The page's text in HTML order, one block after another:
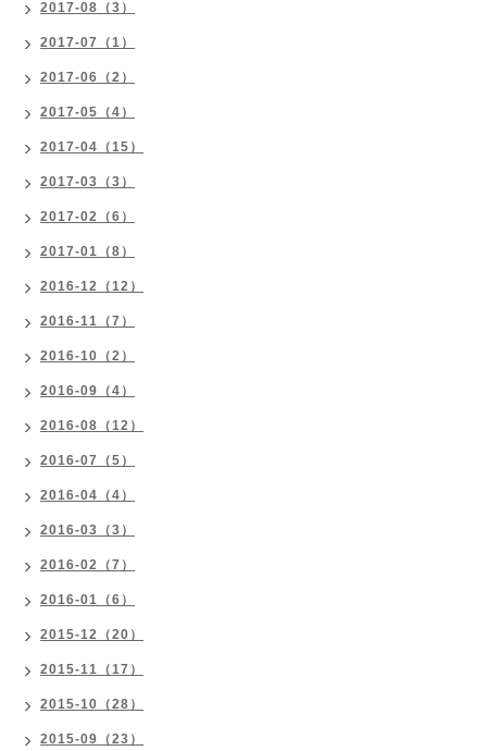
2017-08（3）
2017-07（1）
2017-06（2）
2017-05（4）
2017-04（15）
2017-03（3）
2017-02（6）
2017-01（8）
2016-12（12）
2016-11（7）
2016-10（2）
2016-09（4）
2016-08（12）
2016-07（5）
2016-04（4）
2016-03（3）
2016-02（7）
2016-01（6）
2015-12（20）
2015-11（17）
2015-10（28）
2015-09（23）